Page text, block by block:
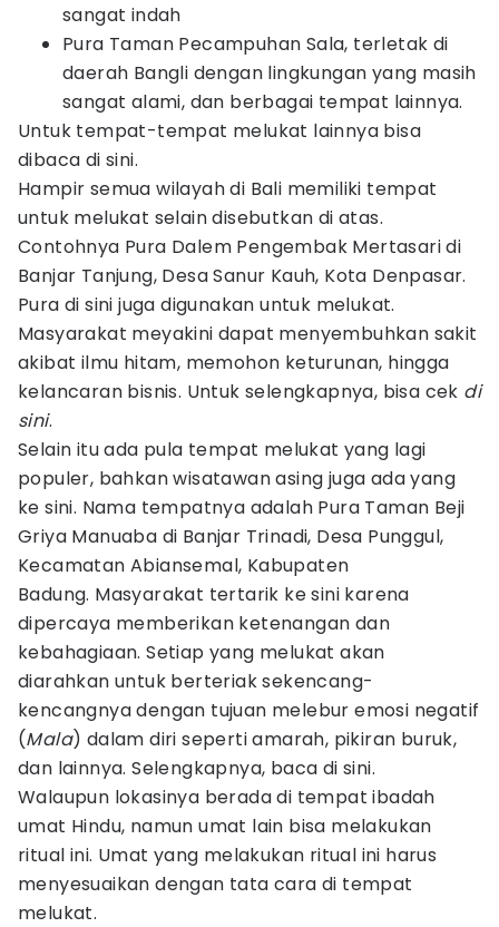
sangat indah
Pura Taman Pecampuhan Sala, terletak di
daerah Bangli dengan lingkungan yang masih
sangat alami, dan berbagai tempat lainnya.
Untuk tempat-tempat melukat lainnya bisa
dibaca di sini.
Hampir semua wilayah di Bali memiliki tempat
untuk melukat selain disebutkan di atas.
Contohnya Pura Dalem Pengembak Mertasari di
Banjar Tanjung, Desa Sanur Kauh, Kota Denpasar.
Pura di sini juga digunakan untuk melukat.
Masyarakat meyakini dapat menyembuhkan sakit
akibat ilmu hitam, memohon keturunan, hingga
kelancaran bisnis. Untuk selengkapnya, bisa cek di
sini.
Selain itu ada pula tempat melukat yang lagi
populer, bahkan wisatawan asing juga ada yang
ke sini. Nama tempatnya adalah Pura Taman Beji
Griya Manuaba di Banjar Trinadi, Desa Punggul,
Kecamatan Abiansemal, Kabupaten
Badung. Masyarakat tertarik ke sini karena
dipercaya memberikan ketenangan dan
kebahagiaan. Setiap yang melukat akan
diarahkan untuk berteriak sekencang-
kencangnya dengan tujuan melebur emosi negatif
(Mala) dalam diri seperti amarah, pikiran buruk,
dan lainnya. Selengkapnya, baca di sini.
Walaupun lokasinya berada di tempat ibadah
umat Hindu, namun umat lain bisa melakukan
ritual ini. Umat yang melakukan ritual ini harus
menyesuaikan dengan tata cara di tempat
melukat.